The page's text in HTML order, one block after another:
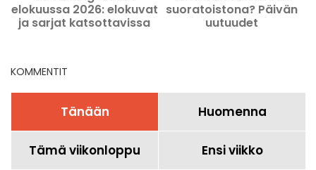
elokuussa 2026: elokuvat
ja sarjat katsottavissa
suoratoistona? Päivän
uutuudet
KOMMENTIT
Tänään Huomenna
Tämä viikonloppu Ensi viikko